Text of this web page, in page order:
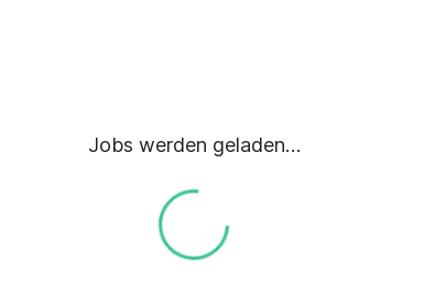
Jobs werden geladen…